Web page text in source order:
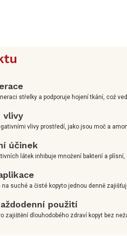
střelky a podporuje hojení tkání, což
vlivy
vlivy prostředí, jako jsou moč a
účinek
látek inhibuje množení bakterií a
suché a čisté kopyto jednou denně
použití
zajištění dlouhodobého zdraví kopyt bez